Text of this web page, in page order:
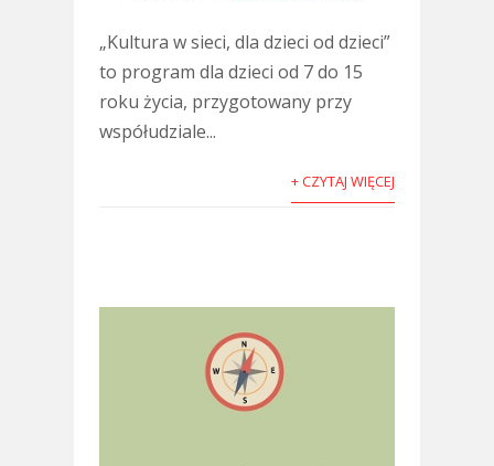
„Kultura w sieci, dla dzieci od dzieci”
to program dla dzieci od 7 do 15
roku życia, przygotowany przy
współudziale...
+ CZYTAJ WIĘCEJ